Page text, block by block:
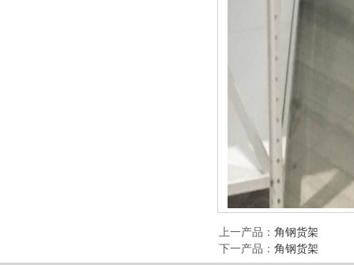
上一产品 ： 角钢货架
下一产品 ： 角钢货架